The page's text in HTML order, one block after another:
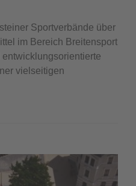
Sportverbände über
im Bereich Breitensport
vielseitigen